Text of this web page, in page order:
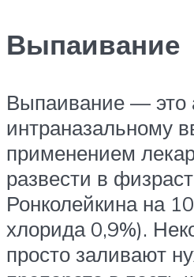
Выпаивание
Выпаивание — это
интраназальному
применением
развести в
Ронколейкина на
хлорида 0,9%).
просто заливают